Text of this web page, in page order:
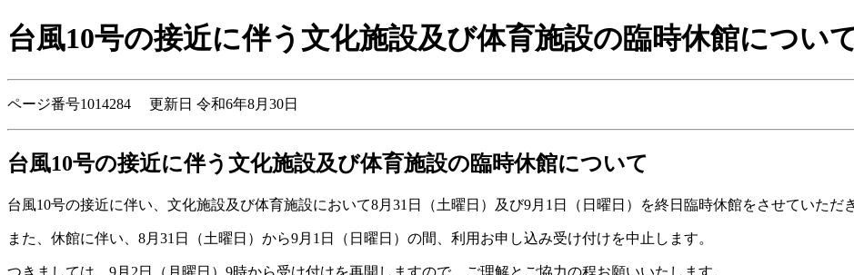
台風10号の接近に伴う文化施設及び体育施設の臨時休館につい
ページ番号1014284 更新日 令和6年8月30日
台風10号の接近に伴う文化施設及び体育施設の臨時休館について
台風10号の接近に伴い、文化施設及び体育施設において8月31日（土曜日）及び9月1日（日曜日）を終日臨時休館をさせていただ
また、休館に伴い、8月31日（土曜日）から9月1日（日曜日）の間、利用お申し込み受け付けを中止します。
つきましては、9月2日（月曜日）9時から受け付けを再開しますので、ご理解とご協力の程お願いいたします。